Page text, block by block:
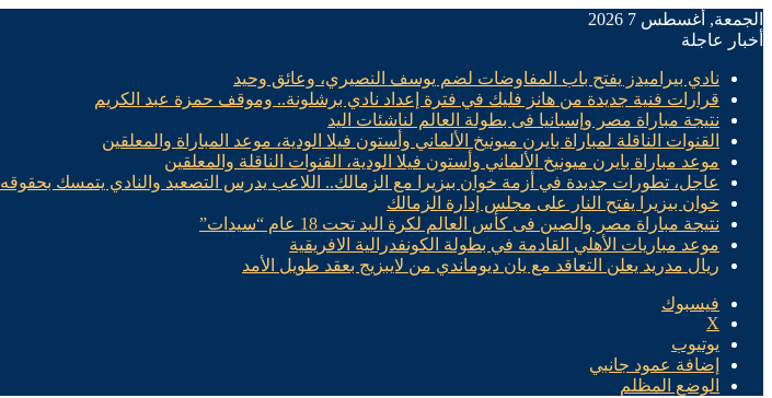
الجمعة, أغسطس 7 2026
أخبار عاجلة
نادي بيراميدز يفتح باب المفاوضات لضم يوسف النصيري، وعائق وحيد
قرارات فنية جديدة من هانز فليك في فترة إعداد نادي برشلونة.. وموقف حمزة عبد الكريم
نتيجة مباراة مصر وإسبانيا فى بطولة العالم لناشئات اليد
القنوات الناقلة لمباراة بايرن ميونيخ الألماني وأستون فيلا الودية، موعد المباراة والمعلقين
موعد مباراة بايرن ميونيخ الألماني وأستون فيلا الودية، القنوات الناقلة والمعلقين
عاجل، تطورات جديدة في أزمة خوان بيزيرا مع الزمالك.. اللاعب يدرس التصعيد والنادي يتمسك بحقوقه
خوان بيزيرا يفتح النار على مجلس إدارة الزمالك
نتيجة مباراة مصر والصين فى كأس العالم لكرة اليد تحت 18 عام “سيدات”
موعد مباريات الأهلي القادمة في بطولة الكونفدرالية الافريقية
ريال مدريد يعلن التعاقد مع يان ديوماندي من لايبزيج بعقد طويل الأمد
فيسبوك
X
يوتيوب
إضافة عمود جانبي
الوضع المظلم